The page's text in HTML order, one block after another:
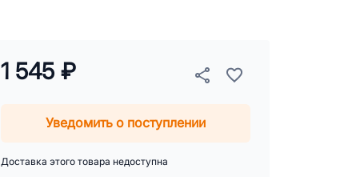
1 545 ₽
Уведомить о поступлении
Доставка этого товара недоступна